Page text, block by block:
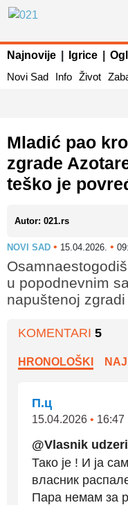
Najnovije Igrice
Novi Sad
Info Život
Mladić pao
zgrade
teško je
Autor: 021.rs
NOVI SAD • 15.04.2026. •
u popodnevnim
napuštenoj
KOMENTARI 5
HRONOLOŠKI
П.ц
15.04.2026 • 16:47
@Vlasnik
Тако је ! И ја
власник
Пара немам за